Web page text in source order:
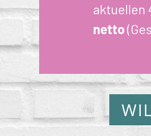
aktuellen
netto